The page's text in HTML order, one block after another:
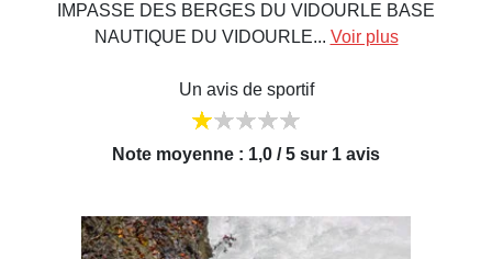
IMPASSE DES BERGES DU VIDOURLE BASE
NAUTIQUE DU VIDOURLE... Voir plus
Un avis de sportif
Note moyenne : 1,0 / 5 sur 1 avis